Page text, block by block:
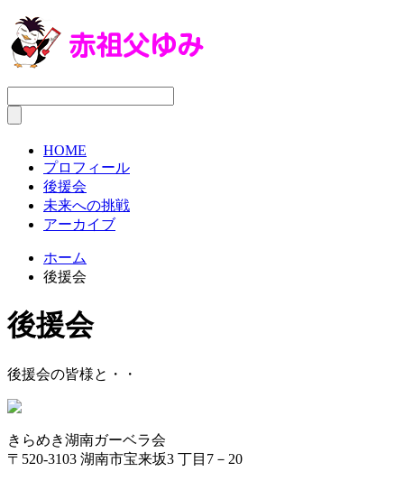
HOME
プロフィール
後援会
未来への挑戦
アーカイブ
ホーム
後援会
後援会
後援会の皆様と・・
きらめき湖南ガーベラ会
〒520-3103 湖南市宝来坂3 丁目7－20